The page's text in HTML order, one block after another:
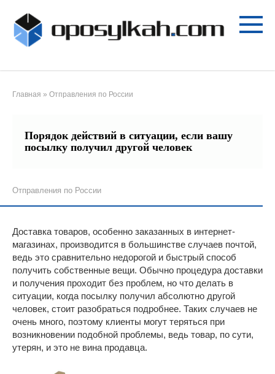
контенту
Главная » Отправления по России
Порядок действий в ситуации, если вашу
посылку получил другой человек
Отправления по России
Доставка товаров, особенно заказанных в интернет-
магазинах, производится в большинстве случаев почтой,
ведь это сравнительно недорогой и быстрый способ
получить собственные вещи. Обычно процедура доставки
и получения проходит без проблем, но что делать в
ситуации, когда посылку получил абсолютно другой
человек, стоит разобраться подробнее. Таких случаев не
очень много, поэтому клиенты могут теряться при
возникновении подобной проблемы, ведь товар, по сути,
утерян, и это не вина продавца.